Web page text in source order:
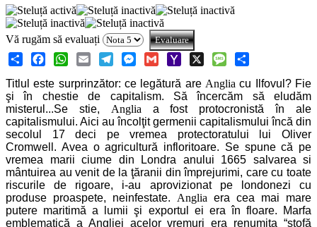
Vă rugăm să evaluați
Mail
Titlul este surprinzător: ce legătură are Anglia cu Ilfovul? Fie
şi în chestie de capitalism. Să încercăm să eludăm
misterul...Se stie, Anglia a fost protocronistă în ale
capitalismului. Aici au încolţit germenii capitalismului încă din
secolul 17 deci pe vremea protectoratului lui Oliver
Cromwell. Avea o agricultură infloritoare. Se spune că pe
vremea marii ciume din Londra anului 1665 salvarea si
mântuirea au venit de la ţăranii din împrejurimi, care cu toate
riscurile de rigoare, i-au aprovizionat pe londonezi cu
produse proaspete, neinfestate. Anglia era cea mai mare
putere maritimă a lumii şi exportul ei era în floare. Marfa
emblematică a Angliei acelor vremuri era renumita “ştofă